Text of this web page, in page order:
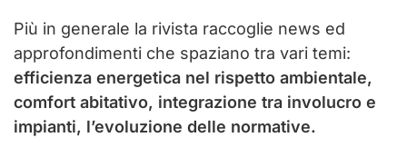
Più in generale la rivista raccoglie news ed
approfondimenti che spaziano tra vari temi:
efficienza energetica nel rispetto ambientale,
comfort abitativo, integrazione tra involucro e
impianti, l’evoluzione delle normative.